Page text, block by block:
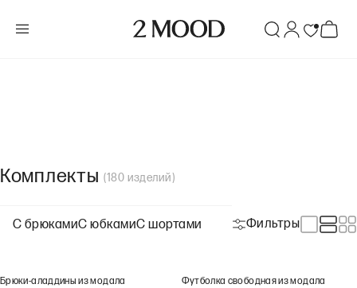
Комплекты (180 изделий )
С брюкамиС юбкамиС шортами Фильтры
Брюки-аладдины из модала
Футболка свободная из модала